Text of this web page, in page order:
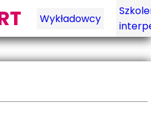
Wykładowcy